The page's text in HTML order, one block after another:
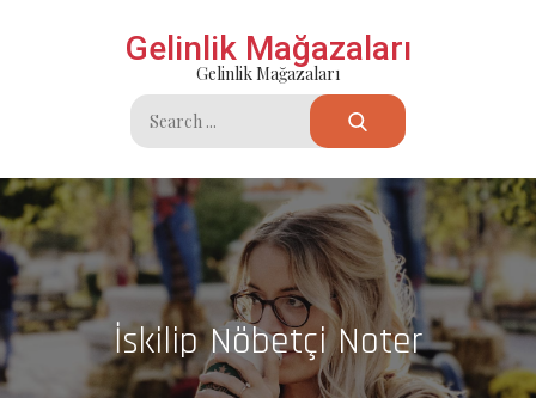
Gelinlik Mağazaları
Gelinlik Mağazaları
Search
for:
İskilip Nöbetçi Noter